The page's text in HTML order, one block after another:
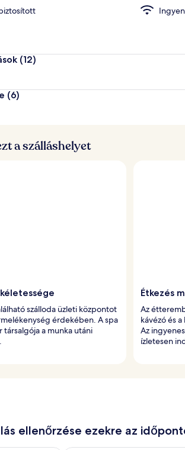
(12)
(6)
a szálláshelyet
szálloda üzleti központot
érdekében. A spa
társalgója a munka utáni
Étkezés
Az
kávézó és
Az
ízletesen
ellenőrzése ezekre az